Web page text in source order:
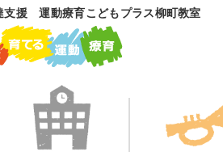
支援 運動療育こどもプラス柳町教室